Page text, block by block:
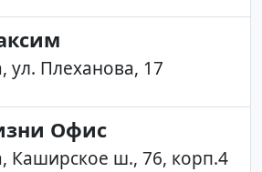
ул. Плеханова, 17
Офис
Каширское ш., 76, корп.4